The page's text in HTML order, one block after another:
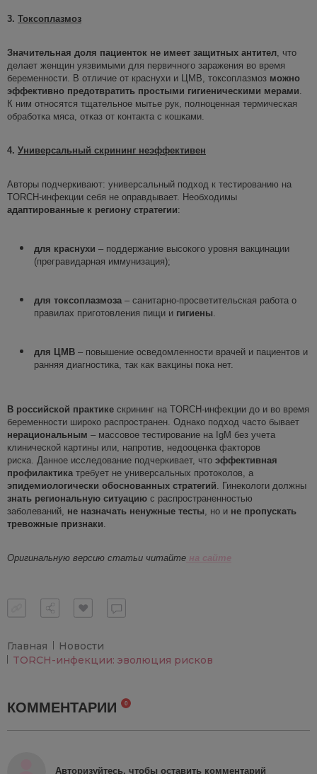
3. Токсоплазмоз
Значительная доля пациенток не имеет защитных антител , что
делает женщин уязвимыми для первичного заражения во время
беременности. В отличие от краснухи и ЦМВ, токсоплазмоз можно
эффективно предотвратить простыми гигиеническими мерами
К ним относятся тщательное мытье рук, полноценная термическая
обработка мяса, отказ от контакта с кошками.
4. Универсальный скрининг неэффективен
Авторы подчеркивают: универсальный подход к тестированию на
TORCH-инфекции себя не оправдывает. Необходимы
адаптированные к региону стратегии:
для краснухи – поддержание высокого уровня вакцинации
(прегравидарная иммунизация);
для токсоплазмоза – санитарно-просветительская работа о
правилах приготовления пищи и гигиены
для ЦМВ – повышение осведомленности врачей и пациентов и
ранняя диагностика, так как вакцины пока нет.
В российской практике скрининг на TORCH-инфекции до и во время
беременности широко распространен. Однако подход часто бывает
нерациональным – массовое тестирование на IgM без учета
клинической картины или, напротив, недооценка факторов
риска. Данное исследование подчеркивает, что эффективная
профилактика требует не универсальных протоколов, а
эпидемиологически обоснованных стратегий . Гинекологи должны
знать региональную ситуацию с распространенностью
заболеваний, не назначать ненужные тесты , но и не пропускать
тревожные признаки
Оригинальную версию статьи читайте на сайте
Главная
Новости
TORCH-инфекции: эволюция рисков
КОММЕНТАРИИ 0
Авторизуйтесь, чтобы оставить комментарий